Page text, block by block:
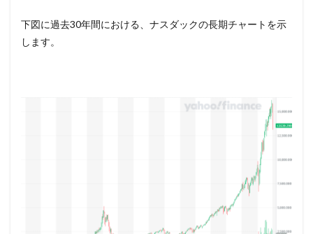
下図に過去30年間における、ナスダックの長期チャートを示
します。